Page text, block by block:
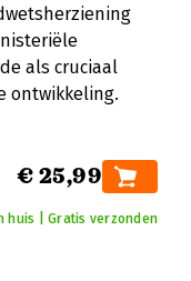
als cruciaal
ontwikkeling.
€ 25,99
huis | Gratis verzonden